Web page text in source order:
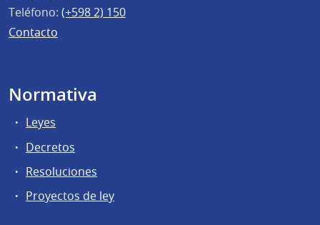
Teléfono: (+598 2) 150
Contacto
Normativa
Leyes
Decretos
Resoluciones
Proyectos de ley